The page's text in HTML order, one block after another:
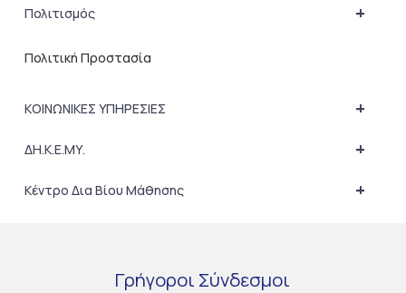
+
Πολιτισμός
Πολιτική Προστασία
+
ΚΟΙΝΩΝΙΚΕΣ ΥΠΗΡΕΣΙΕΣ
+
ΔΗ.Κ.Ε.ΜΥ.
+
Κέντρο Δια Βίου Μάθησης
Γρήγοροι Σύνδεσμοι